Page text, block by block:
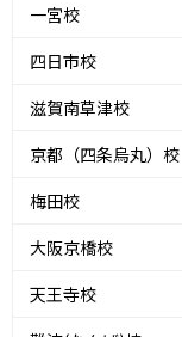
一宮校
四日市校
滋賀南草津校
京都（四条烏丸）校
梅田校
大阪京橋校
天王寺校